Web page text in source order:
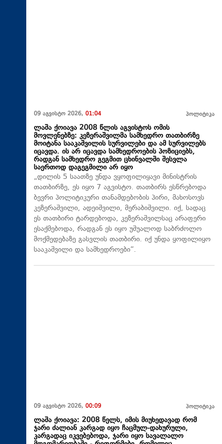
09 აგვისტო 2026, 01:04 პოლიტიკა
ლაშა ქოიავა 2008 წლის აგვისტოს ომის
მოვლენებზე: კეზერაშვილმა სამხედრო თათბირზე
მოიტანა სააკაშვილის სურვილები და ამ სურვილებს
იცავდა. ის არ იცავდა სამხედროების პოზიციებს,
რადგან სამხედრო გეგმით ცხინვალში შესვლა
საერთოდ დაგეგმილი არ იყო
„დილის 5 საათზე უნდა ვყოფილიყავი მინისტრის
თათბირზე, ეს იყო 7 აგვისტო. თათბირს ესწრებოდა
ბევრი პოლიტიკური თანამდებობის პირი, მახოსოვს
კეზერაშვილი, ადეიშვილი, მერაბიშვილი. იქ, სადაც
ეს თათბირი ტარდებოდა, კეზერაშვილსაც არაფერი
ესაქმებოდა, რადგან ეს იყო უშუალოდ საბრძოლო
მოქმედებაზე გასვლის თათბირი. იქ უნდა ყოფილიყო
სააკაშვილი და სამხედროები“.
09 აგვისტო 2026, 00:09 პოლიტიკა
ლაშა ქოიავა: 2008 წელს, იმის მიუხედავად რომ
ჯარი ძალიან კარგად იყო ჩაცმულ-დახურული,
კარგადაც იკვებებოდა, ჯარი იყო სავალალო